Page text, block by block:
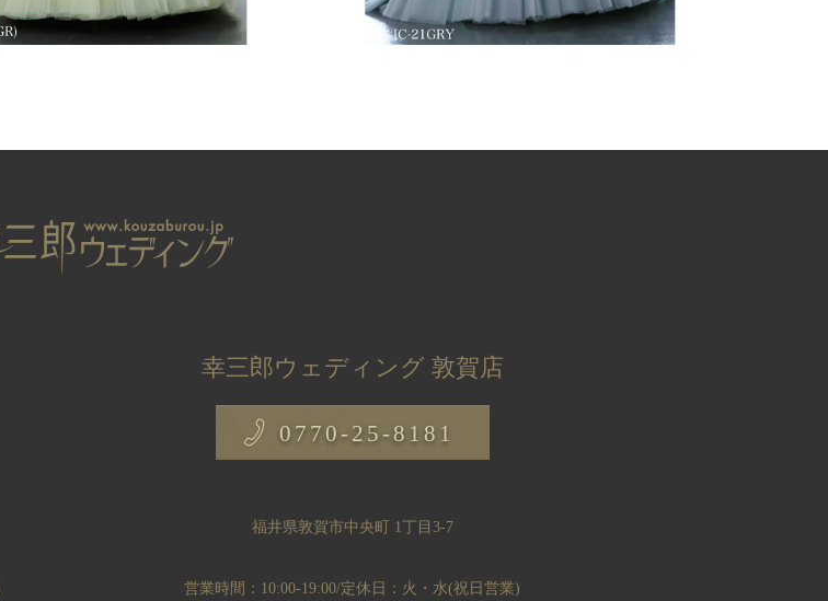
幸三郎ウェディング 敦賀店
0770-25-8181
福井県敦賀市中央町 1丁目3-7
営業時間：10:00-19:00/定休日：火・水(祝日営業)